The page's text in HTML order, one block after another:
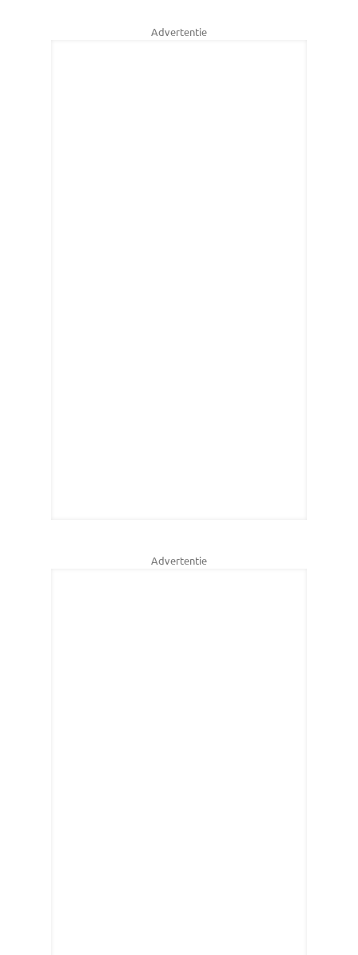
Advertentie
Advertentie